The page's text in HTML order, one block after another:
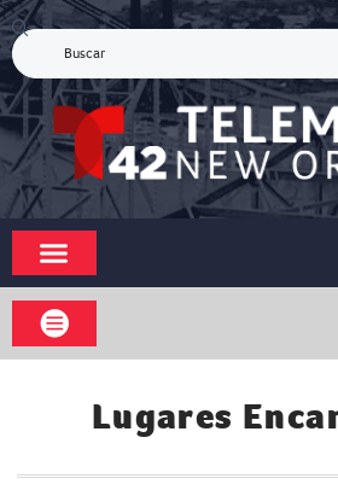
Lugares